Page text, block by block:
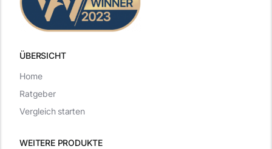
ÜBERSICHT
WEITERE PRODUKTE
Home
Ratgeber
Vergleich starten